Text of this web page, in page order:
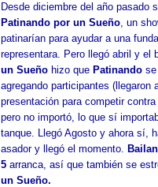
Desde diciembre del año pasado
Patinando por un Sueño, un
patinarían para ayudar a una
representara. Pero llegó abril y el
un Sueño hizo que Patinando
agregando participantes (llegaron
presentación para competir
pero no importó, lo que sí
tanque. Llegó Agosto y ahora sí,
asador y llegó el momento.
5 arranca, así que también se
un Sueño.